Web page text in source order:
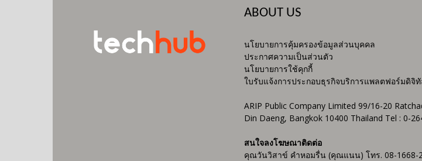
ABOUT US
นโยบายการคุ้มครองข้อมูลส่วนบุคคล
ประกาศความเป็นส่วนตัว
นโยบายการใช้คุกกี้
ใบรับแจ้งการประกอบธุรกิจบริการแพลตฟอร์มดิจิ
ARIP Public Company Limited 99/16-20
Din Daeng, Bangkok 10400 Thailand Tel : 0-
สนใจลงโฆษณาติดต่อ
คุณวันวิสาข์ คำหอมรื่น (คุณแนน) โทร. 08-1668-